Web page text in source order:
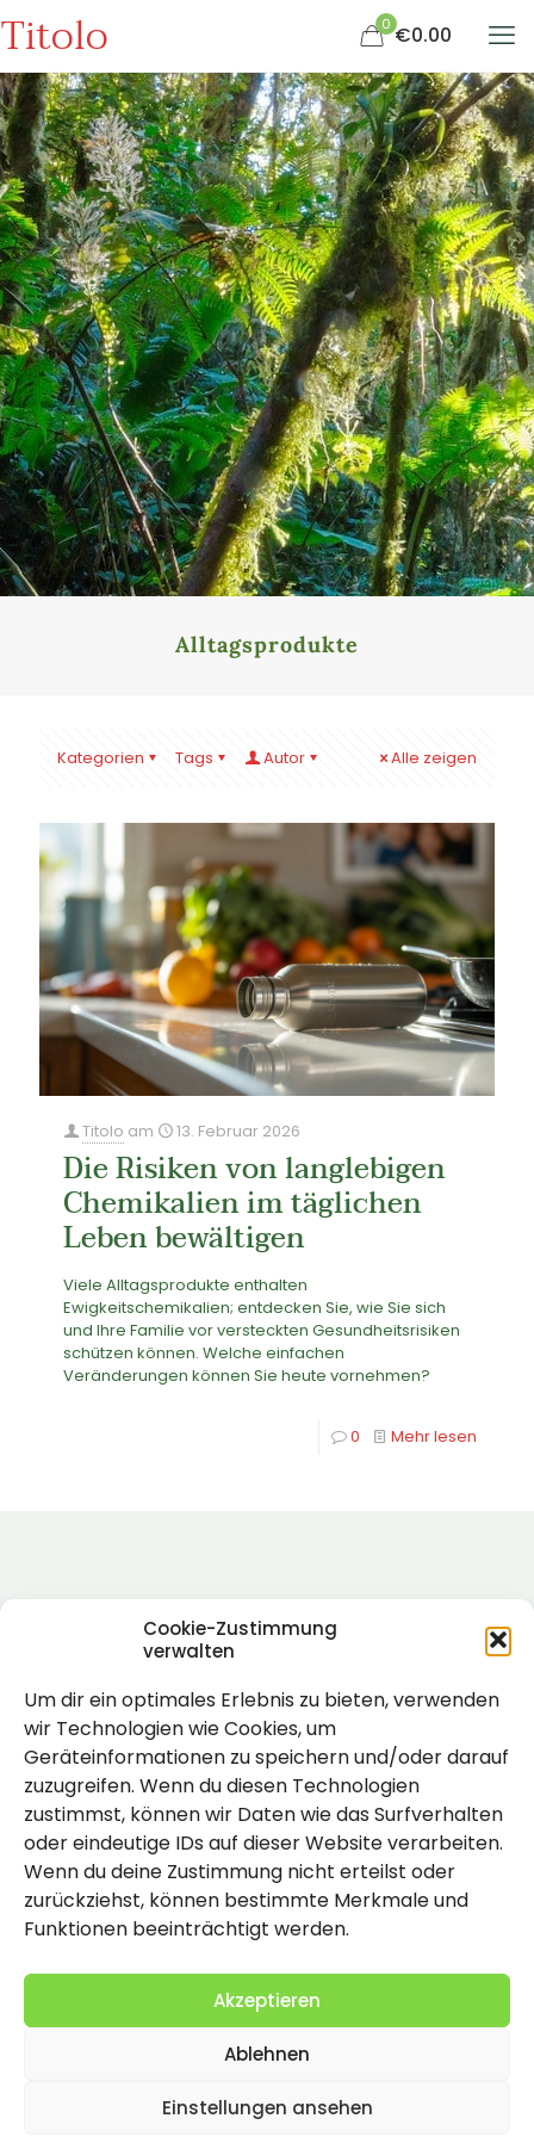
Cookie-Zustimmung
verwalten
Um dir ein optimales Erlebnis zu bieten, verwenden
wir Technologien wie Cookies, um
Geräteinformationen zu speichern und/oder darauf
zuzugreifen. Wenn du diesen Technologien
zustimmst, können wir Daten wie das Surfverhalten
oder eindeutige IDs auf dieser Website verarbeiten.
Wenn du deine Zustimmung nicht erteilst oder
zurückziehst, können bestimmte Merkmale und
Funktionen beeinträchtigt werden.
Akzeptieren
Ablehnen
Einstellungen ansehen
Titolo 0 €0.00
Alltagsprodukte
Kategorien Tags Autor Alle zeigen
Titolo am 13. Februar 2026
Die Risiken von langlebigen
Chemikalien im täglichen
Leben bewältigen
Viele Alltagsprodukte enthalten
Ewigkeitschemikalien; entdecken Sie, wie Sie sich
und Ihre Familie vor versteckten Gesundheitsrisiken
schützen können. Welche einfachen
Veränderungen können Sie heute vornehmen?
0 Mehr lesen
Rechtlich
Impressum
Datenschutzerklärung
Cookie-Richtlinie (EU)